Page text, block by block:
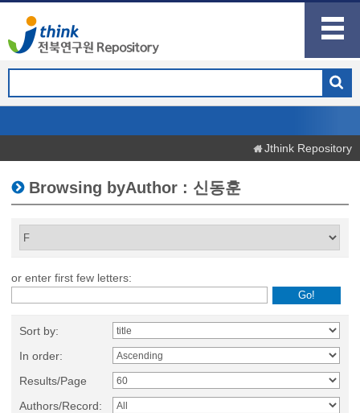
Jthink Repository
Browsing byAuthor : 신동훈
or enter first few letters:
Sort by:
In order:
Results/Page
Authors/Record: